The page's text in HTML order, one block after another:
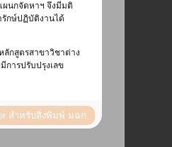
ผนกจัดหาฯ จึงมีมติ
กษ์ปฏิบัติงานได้
ลักสูตรสาขาวิชาต่าง
การปรับปรุงเลข
สำหรับสิ่งพิมพ์ มฉก.